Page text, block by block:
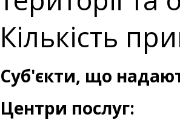
Кількість
Суб'єкти, що
Центри послуг: